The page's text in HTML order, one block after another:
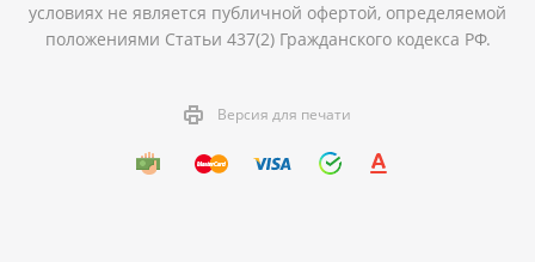
условиях не является публичной офертой, определяемой
положениями Статьи 437(2) Гражданского кодекса РФ.
Версия для печати